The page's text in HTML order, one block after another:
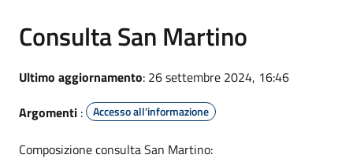
Consulta San Martino
Ultimo aggiornamento: 26 settembre 2024, 16:46
Argomenti : Accesso all'informazione
Composizione consulta San Martino: